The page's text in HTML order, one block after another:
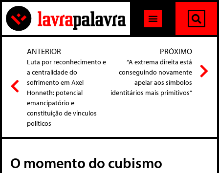
ANTERIOR
Luta por reconhecimento e
a centralidade do
sofrimento em Axel
Honneth: potencial
emancipatório e
constituição de vínculos
políticos
PRÓXIMO
“A extrema direita está
conseguindo novamente
apelar aos símbolos
identitários mais primitivos”
O momento do cubismo